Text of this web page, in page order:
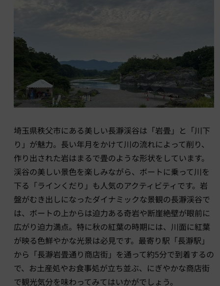
埼玉県秩父市にある美しい長瀞渓谷は「岩畳」と「川下
り」が魅力。長い年月をかけて川の流れによって削り、
作り出された岩はまるで畳のような形状をしています。
渓谷の美しい景色を楽しみながら、ボートに乗って川を
下る「ラインくだり」も人気のアクティビティです。岩
盤がむき出しになったダイナミックな景観の長瀞渓谷で
は、ボートの上からは迫力ある奇岩や断崖絶壁が眼前に
広がり迫力満点。特に秋の紅葉の時期には、川面に紅葉
が映る色鮮やかな光景は必見です。最寄り駅「長瀞駅」
から「長瀞岩畳通り商店街」を通って約5分で到着するの
で、お土産処やお食事処が立ち並ぶ、にぎやかな商店街
で観光気分を味わってみてはいかがでしょう。